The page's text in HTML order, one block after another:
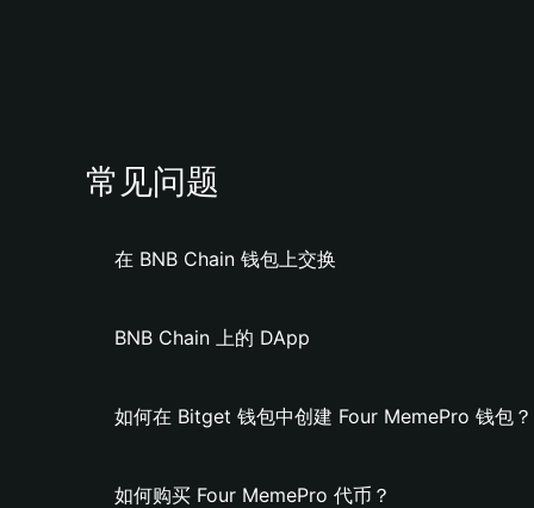
常见问题
在 BNB Chain 钱包上交换
BNB Chain 上的 DApp
如何在 Bitget 钱包中创建 Four MemePro 钱包？
如何购买 Four MemePro 代币？